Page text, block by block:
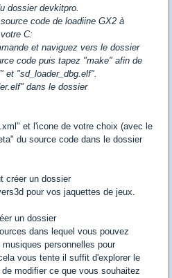
dossier devkitpro.
code de loadiine GX2 à
C:
et naviguez vers le dossier
code puis tapez "make" afin de
et "sd_loader_dbg.elf".
dans le dossier
et l'icone de votre choix (avec le
du source code dans le dossier
créer un dossier
pour vos jaquettes de jeux.
un dossier
dans lequel vous pouvez
personnelles pour
vous tente il suffit d'explorer le
modifier ce que vous souhaitez